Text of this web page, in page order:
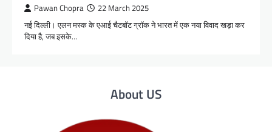
Pawan Chopra 22 March 2025
नई दिल्ली। एलन मस्क के एआई चैटबॉट ग्रॉक ने भारत में एक नया विवाद खड़ा कर
दिया है, जब इसके…
About US